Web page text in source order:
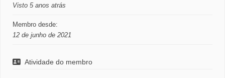
Visto 5 anos atrás
Membro desde:
12 de junho de 2021
Atividade do membro